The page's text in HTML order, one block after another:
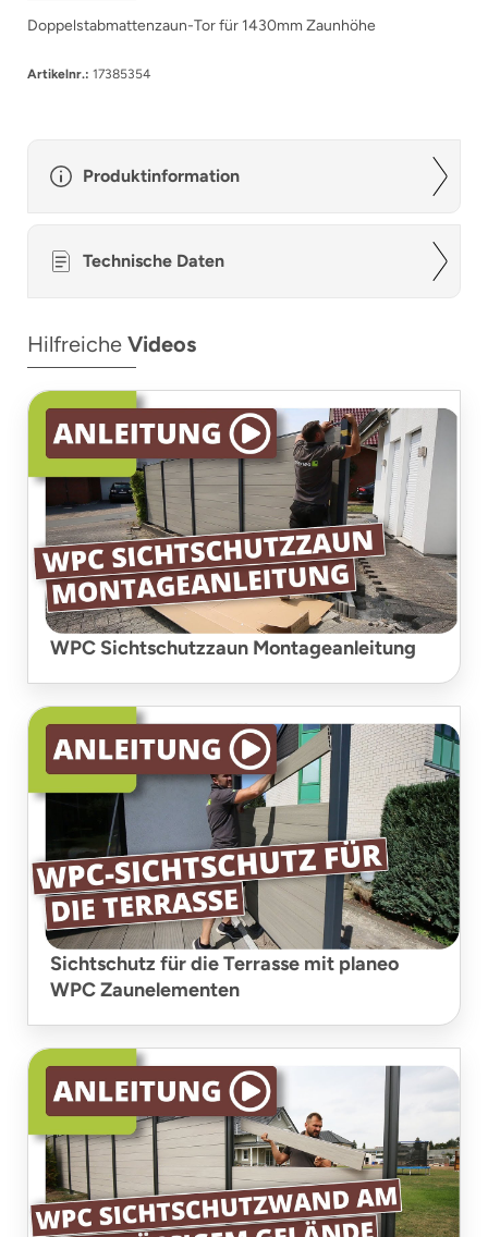
Doppelstabmattenzaun-Tor für 1430mm Zaunhöhe
Artikelnr.: 17385354
Produktinformation
Technische Daten
Hilfreiche Videos
WPC Sichtschutzzaun Montageanleitung
Sichtschutz für die Terrasse mit planeo
WPC Zaunelementen